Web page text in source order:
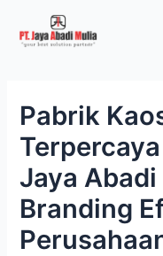
konten
Pabrik
Jaya
Branding
navigation